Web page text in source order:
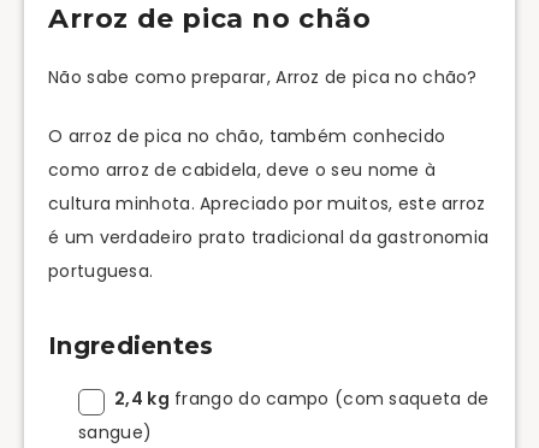
Arroz de pica no chão
Não sabe como preparar, Arroz de pica no chão?
O arroz de pica no chão, também conhecido
como arroz de cabidela, deve o seu nome à
cultura minhota. Apreciado por muitos, este arroz
é um verdadeiro prato tradicional da gastronomia
portuguesa.
Ingredientes
2,4 kg frango do campo (com saqueta de
sangue)